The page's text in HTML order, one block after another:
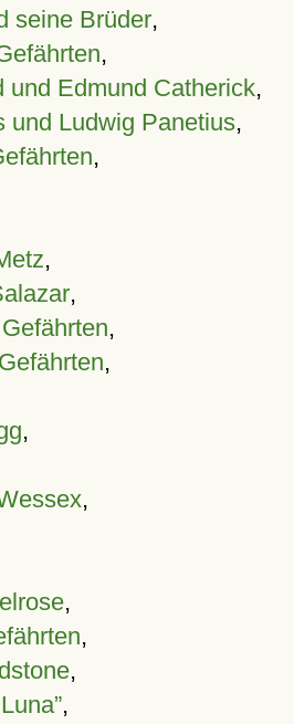
seine Brüder,
,
und Edmund Catherick,
und Ludwig Panetius,
,
,
,
,
,
,
,
,
,
,
,